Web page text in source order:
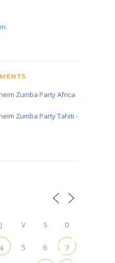
Zumba Party Africa
Zumba Party Tahiti -
J V S D
4 5 6 7